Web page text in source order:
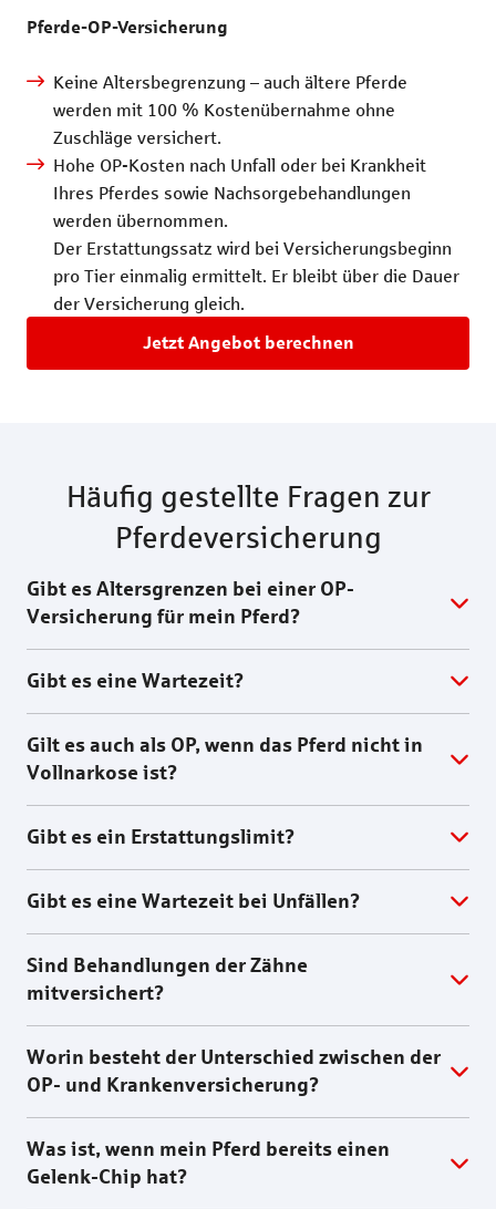
Pferde-OP-Versicherung
Keine Altersbegrenzung – auch ältere Pferde
werden mit 100 % Kostenübernahme ohne
Zuschläge versichert.
Hohe OP-Kosten nach Unfall oder bei Krankheit
Ihres Pferdes sowie Nachsorgebehandlungen
werden übernommen.
Der Erstattungssatz wird bei Versicherungsbeginn
pro Tier einmalig ermittelt. Er bleibt über die Dauer
der Versicherung gleich.
Jetzt Angebot berechnen
Häufig gestellte Fragen zur
Pferdeversicherung
Gibt es Altersgrenzen bei einer OP-
Versicherung für mein Pferd?
Gibt es eine Wartezeit?
Gilt es auch als OP, wenn das Pferd nicht in
Vollnarkose ist?
Gibt es ein Erstattungslimit?
Gibt es eine Wartezeit bei Unfällen?
Sind Behandlungen der Zähne
mitversichert?
Worin besteht der Unterschied zwischen der
OP- und Krankenversicherung?
Was ist, wenn mein Pferd bereits einen
Gelenk-Chip hat?